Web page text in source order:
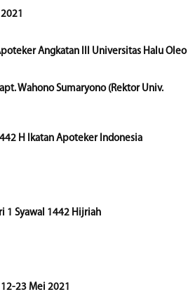
Angkatan III Universitas Halu Oleo
Wahono Sumaryono (Rektor Univ.
H Ikatan Apoteker Indonesia
1 Syawal 1442 Hijriah
23 Mei 2021